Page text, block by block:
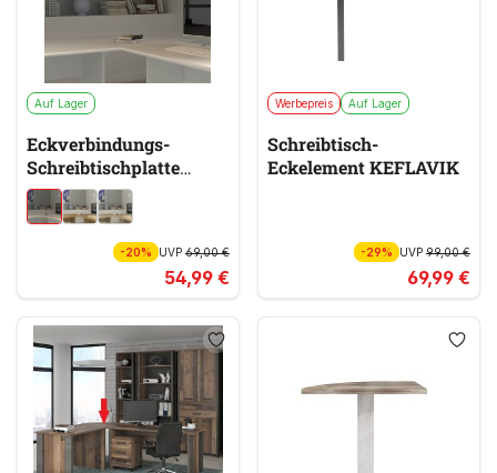
Auf Lager
Eckverbindungs-
Schreibtischplatte
TEMPRA 2
-20% UVP 69,00 €
54,99 €
Werbepreis Auf Lager
Schreibtisch-
Eckelement KEFLAVIK
-29% UVP99,00 €
69,99 €